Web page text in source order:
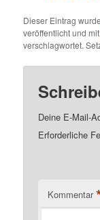
Dieser Eintrag
veröffentlicht und
verschlagwortet.
Deine E-Mail-
Erforderliche
Kommentar